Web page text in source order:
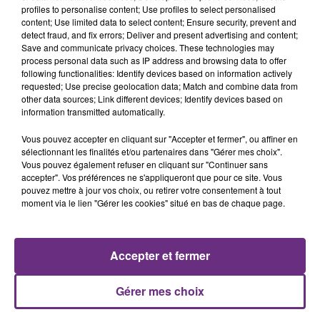
7 août 2026
LA CENTRALE NUCLÉAIRE DE CHOOZ
TOUJOURS À L'ARRÊT
Cela fait déjà une semaine que la centrale
nucléaire ardennaise est à l'arrêt. Une situation
justifiée par la sécheresse intense qui est toujours
7 août 2026
SES PORTES
C'était l'une des institutions du centre-ville
fermer ses portes.
TITRES DIFFUSÉS
profiles to personalise content; Use profiles to select personalised
content; Use limited data to select content; Ensure security, prevent and
detect fraud, and fix errors; Deliver and present advertising and content;
Save and communicate privacy choices. These technologies may
process personal data such as IP address and browsing data to offer
following functionalities: Identify devices based on information actively
requested; Use precise geolocation data; Match and combine data from
other data sources; Link different devices; Identify devices based on
information transmitted automatically.
Vous pouvez accepter en cliquant sur "Accepter et fermer", ou affiner en
sélectionnant les finalités et/ou partenaires dans "Gérer mes choix".
Vous pouvez également refuser en cliquant sur "Continuer sans
accepter". Vos préférences ne s'appliqueront que pour ce site. Vous
pouvez mettre à jour vos choix, ou retirer votre consentement à tout
moment via le lien "Gérer les cookies" situé en bas de chaque page.
Gérer mes choix
Accepter et fermer